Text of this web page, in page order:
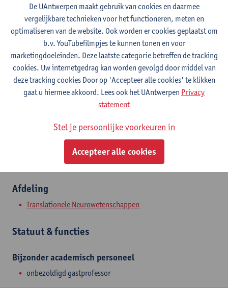
Contact
Wilrijkstraat 10
2650 Edegem, BEL
Afdeling
Translationele Neurowetenschappen
Statuut & functies
Bijzonder academisch personeel
onbezoldigd gastprofessor
De UAntwerpen maakt gebruik van cookies en daarmee
vergelijkbare technieken voor het functioneren, meten en
optimaliseren van de website. Ook worden er cookies geplaatst om
b.v. YouTubefilmpjes te kunnen tonen en voor
marketingdoeleinden. Deze laatste categorie betreffen de tracking
cookies. Uw internetgedrag kan worden gevolgd door middel van
deze tracking cookies Door op 'Accepteer alle cookies' te klikken
gaat u hiermee akkoord. Lees ook het UAntwerpen Privacy
statement
Stel je persoonlijke voorkeuren in
Accepteer alle cookies